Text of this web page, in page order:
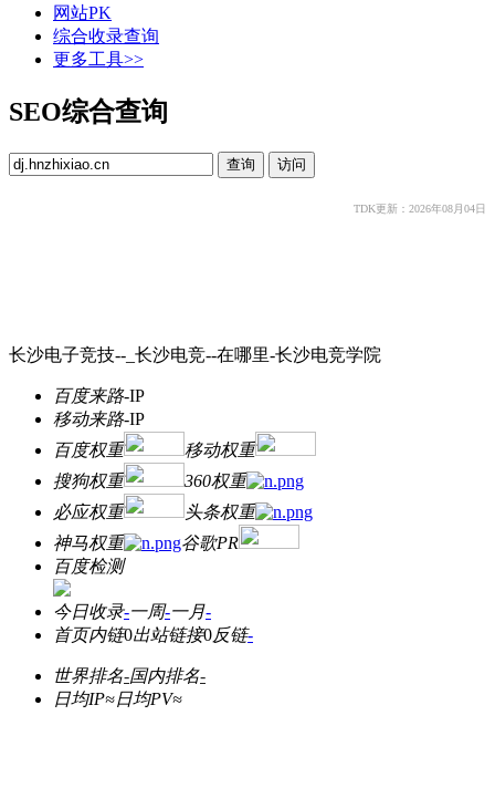
网站PK
综合收录查询
更多工具>>
SEO综合查询
TDK更新：2026年08月04日
长沙电子竞技--_长沙电竞--在哪里-长沙电竞学院
百度来路-IP
移动来路-IP
百度权重
移动权重
搜狗权重
360权重
必应权重
头条权重
神马权重
谷歌PR
百度检测
今日收录-一周-一月-
首页内链0出站链接0反链-
世界排名-国内排名-
日均IP≈日均PV≈